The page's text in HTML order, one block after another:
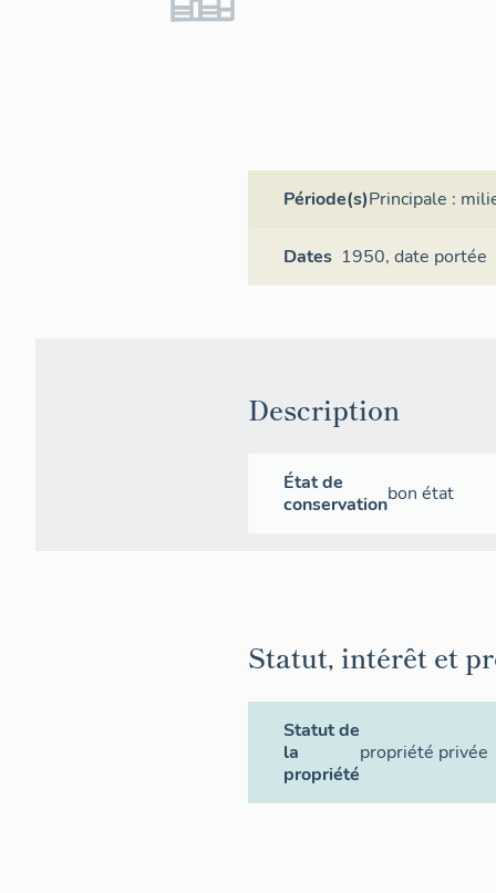
Période(s)Principale :
Dates 1950, date portée
Description
État de
conservationbon état
Statut, intérêt et
Statut de
la
propriété
propriété privée